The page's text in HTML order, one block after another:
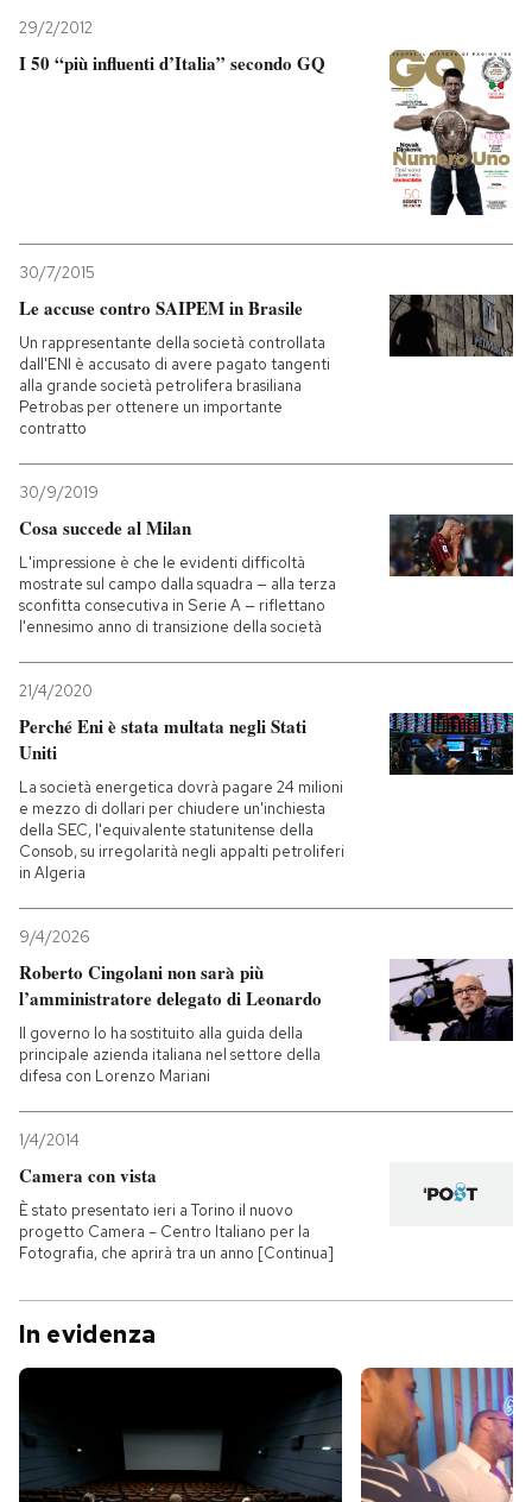
29/2/2012
I 50 “più influenti d’Italia” secondo GQ
30/7/2015
Le accuse contro SAIPEM in Brasile
Un rappresentante della società controllata
dall'ENI è accusato di avere pagato tangenti
alla grande società petrolifera brasiliana
Petrobas per ottenere un importante
contratto
30/9/2019
Cosa succede al Milan
L'impressione è che le evidenti difficoltà
mostrate sul campo dalla squadra — alla terza
sconfitta consecutiva in Serie A — riflettano
l'ennesimo anno di transizione della società
21/4/2020
Perché Eni è stata multata negli Stati
Uniti
La società energetica dovrà pagare 24 milioni
e mezzo di dollari per chiudere un'inchiesta
della SEC, l'equivalente statunitense della
Consob, su irregolarità negli appalti petroliferi
in Algeria
9/4/2026
Roberto Cingolani non sarà più
l’amministratore delegato di Leonardo
Il governo lo ha sostituito alla guida della
principale azienda italiana nel settore della
difesa con Lorenzo Mariani
1/4/2014
Camera con vista
È stato presentato ieri a Torino il nuovo
progetto Camera – Centro Italiano per la
Fotografia, che aprirà tra un anno [Continua]
In evidenza